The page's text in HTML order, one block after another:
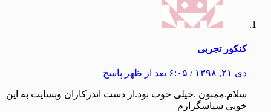
کنکور تجربی
دی ۲۱, ۱۳۹۸ / ۶:۰۵ بعد از ظهر پاسخ
سلام.ممنون .خیلی خوب بود.از دست اندرکاران وبسایت به این
خوبی سپاسگزارم